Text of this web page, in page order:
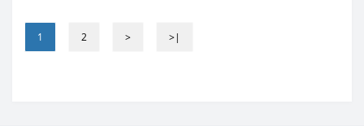
1 2 > >|